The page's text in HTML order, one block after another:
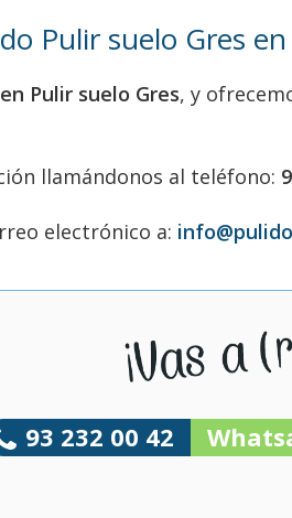
Pulir suelo Gres
Pulir suelo Gres, y
llamándonos al teléfono:
electrónico a:
93 232 00 42